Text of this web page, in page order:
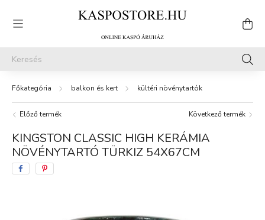
balkon és kert kültéri növénytartók
Előző termék Következő termék
KINGSTON CLASSIC HIGH KERÁMIA
NÖVÉNYTARTÓ TÜRKIZ 54X67CM